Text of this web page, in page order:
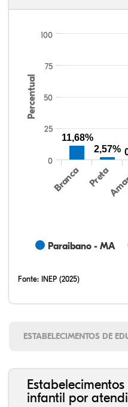
Percentual
Paraibano - MA
Branca Preta
0
100
25
50
75
11,68%
2,57%
Fonte: INEP (2025)
ESTABELECIMENTOS DE
infantil por